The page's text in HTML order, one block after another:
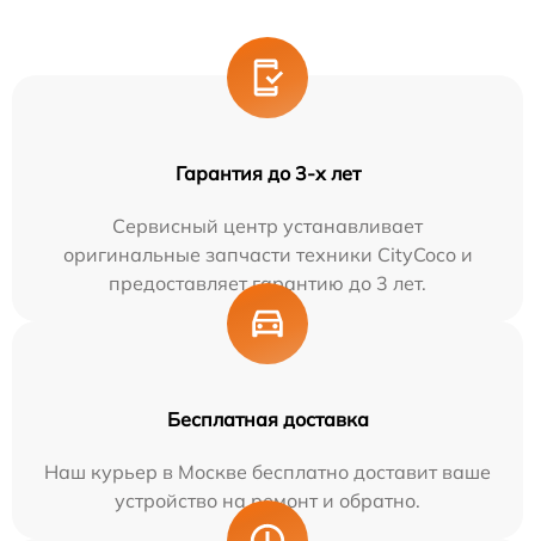
Гарантия до 3-х лет
Сервисный центр устанавливает
оригинальные запчасти техники CityCoco и
предоставляет гарантию до 3 лет.
Бесплатная доставка
Наш курьер в Москве бесплатно доставит ваше
устройство на ремонт и обратно.